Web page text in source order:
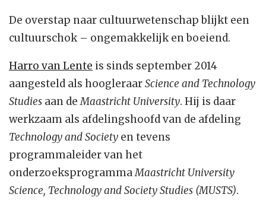
De overstap naar cultuurwetenschap blijkt een
cultuurschok – ongemakkelijk en boeiend.
Harro van Lente is sinds september 2014
aangesteld als hoogleraarScience and Technology
Studies aan deMaastricht University. Hij is daar
werkzaam als afdelingshoofd van de afdeling
Technology and Society en tevens
programmaleider van het
onderzoeksprogrammaMaastricht University
Science, Technology and Society Studies (MUSTS).